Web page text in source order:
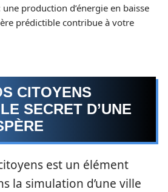
une production d’énergie en baisse
prédictible contribue à votre
CITOYENS
SECRET D’UNE
est un élément
la simulation d’une ville